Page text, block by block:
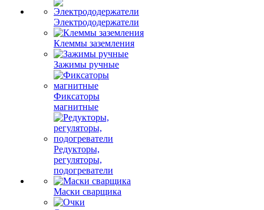
Электрододержатели
Клеммы заземления
Зажимы ручные
Фиксаторы
магнитные
Редукторы,
регуляторы,
подогреватели
Маски сварщика